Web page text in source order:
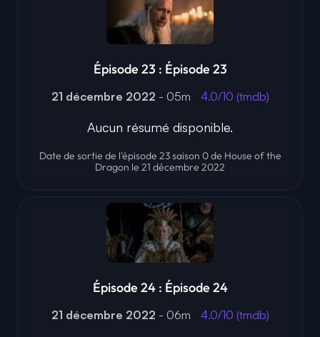
Épisode 23 : Épisode 23
21 décembre 2022 - 05m 4.0/10 (tmdb)
Aucun résumé disponible.
Date de sortie de l'épisode 23 saison 0 de House of the
Dragon le 21 décembre 2022
Épisode 24 : Épisode 24
21 décembre 2022 - 06m 4.0/10 (tmdb)